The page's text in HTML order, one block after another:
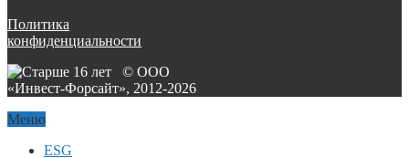
Политика
конфиденциальности
© ООО
«Инвест-Форсайт», 2012-2026
Меню
ESG